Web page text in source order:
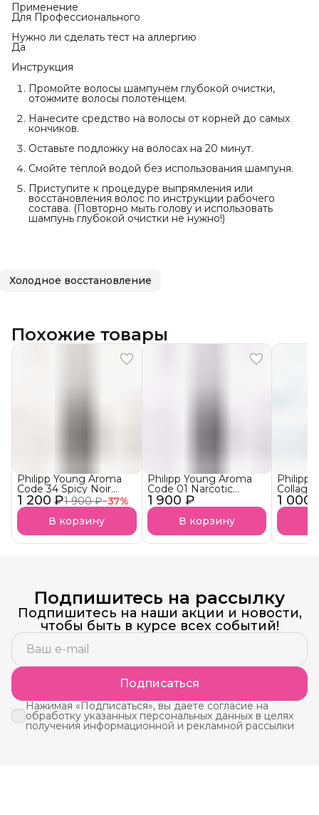
Применение
Для Профессионального
Нужно ли сделать тест на аллергию
Да
Инструкция
Промойте волосы шампунем глубокой очистки,
отожмите волосы полотенцем.
Нанесите средство на волосы от корней до самых
кончиков.
Оставьте подложку на волосах на 20 минут.
Смойте тёплой водой без использования шампуня.
Приступите к процедуре выпрямления или
восстановления волос по инструкции рабочего
состава. (Повторно мыть голову и использовать
шампунь глубокой очистки не нужно!)
Холодное восстановление
Похожие товары
1 200 ₽1 900 ₽−37%
Philipp Young Aroma
Code 34 Spicy Noir
Арома-Бустер Пряный
нуар АКЦИЯ!
В корзину
1 900 ₽
Philipp Young Aroma
Code 01 Narcotic
Blossom Арома-
Бустер
Наркотический
Цветок
В корзину
1 000
Philipp
Ultra
Подпишитесь на рассылку
Подпишитесь на наши акции и новости,
чтобы быть в курсе всех событий!
Подписаться
Нажимая «Подписаться», вы даете согласие на
обработку указанных персональных данных в целях
получения информационной и рекламной рассылки